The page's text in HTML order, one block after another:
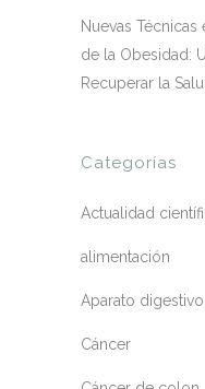
Nuevas
de la Obesidad:
Recuperar la
Categorías
Actualidad
alimentación
Aparato digestivo
Cáncer